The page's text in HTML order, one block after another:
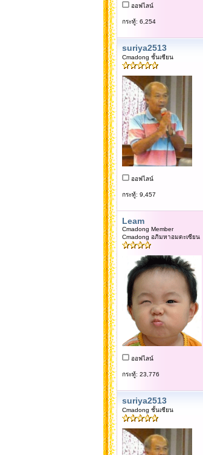
ออฟไลน์
กระทู้: 6,254
suriya2513
Cmadong ชั้นเซียน
ออฟไลน์
กระทู้: 9,457
Leam
Cmadong Member
Cmadong อภิมหาอมตะเซียน
ออฟไลน์
กระทู้: 23,776
suriya2513
Cmadong ชั้นเซียน